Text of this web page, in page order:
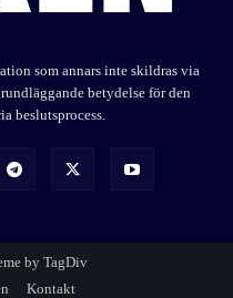
som annars inte skildras via
betydelse för den
beslutsprocess.
by TagDiv
Kontakt